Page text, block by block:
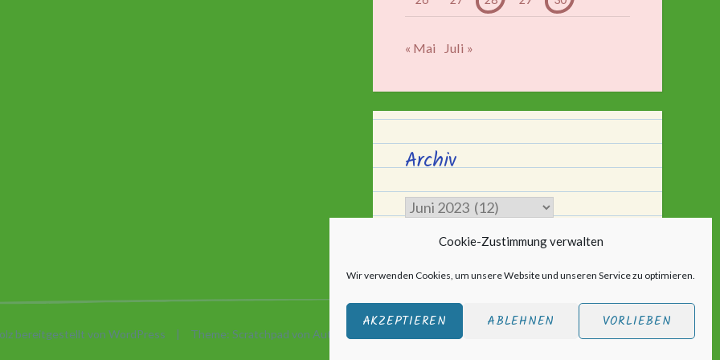
Cookie-Zustimmung verwalten
Wir verwenden Cookies, um unsere Website und unseren Service zu optimieren.
AKZEPTIEREN ABLEHNEN VORLIEBEN
« Mai Juli »
Archiv
Archiv
bereitgestellt von WordPress | Theme: Scratchpad von Automattic